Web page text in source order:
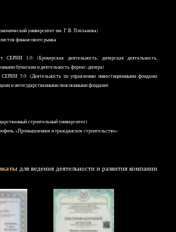
университет им. Г.В. Плеханова)
финансового рынка
СЕРИИ 1.0: (Брокерская деятельность, дилерская деятельность,
бумагами и деятельность форекс-дилера)
СЕРИИ 5.0: (Деятельность по управлению инвестиционными фондами,
и негосударственными пенсионными фондами)
строительный университет)
«Промышленное и гражданское строительство»
для ведения деятельности и развития компании